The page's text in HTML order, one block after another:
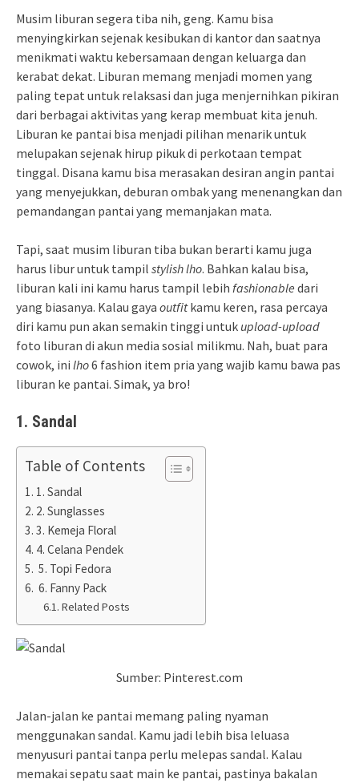
Musim liburan segera tiba nih, geng. Kamu bisa
menyingkirkan sejenak kesibukan di kantor dan saatnya
menikmati waktu kebersamaan dengan keluarga dan
kerabat dekat. Liburan memang menjadi momen yang
paling tepat untuk relaksasi dan juga menjernihkan pikiran
dari berbagai aktivitas yang kerap membuat kita jenuh.
Liburan ke pantai bisa menjadi pilihan menarik untuk
melupakan sejenak hirup pikuk di perkotaan tempat
tinggal. Disana kamu bisa merasakan desiran angin pantai
yang menyejukkan, deburan ombak yang menenangkan dan
pemandangan pantai yang memanjakan mata.
Tapi, saat musim liburan tiba bukan berarti kamu juga
harus libur untuk tampil stylish lho. Bahkan kalau bisa,
liburan kali ini kamu harus tampil lebih fashionable dari
yang biasanya. Kalau gaya outfitkamu keren, rasa percaya
diri kamu pun akan semakin tinggi untuk upload-upload
foto liburan di akun media sosial milikmu. Nah, buat para
cowok, ini lho6 fashion item pria yang wajib kamu bawa pas
liburan ke pantai. Simak, ya bro!
1. Sandal
Table of Contents
1. Sandal
2. Sunglasses
3. Kemeja Floral
4. Celana Pendek
5. Topi Fedora
6. Fanny Pack
Related Posts
Sumber: Pinterest.com
Jalan-jalan ke pantai memang paling nyaman
menggunakan sandal. Kamu jadi lebih bisa leluasa
menyusuri pantai tanpa perlu melepas sandal. Kalau
memakai sepatu saat main ke pantai, pastinya bakalan